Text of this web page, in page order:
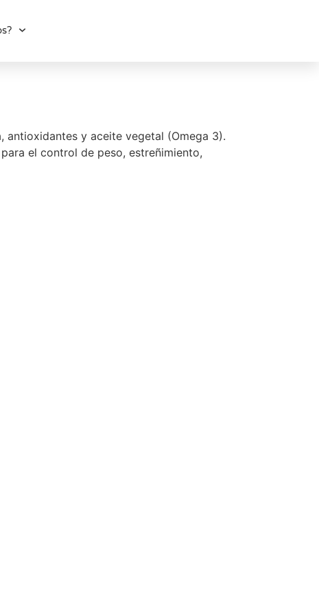
antioxidantes y aceite vegetal (Omega 3).
el control de peso, estreñimiento,